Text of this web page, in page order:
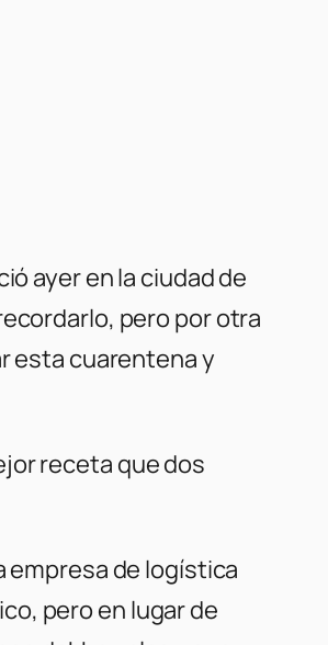
ayer en la ciudad de
pero por otra
esta cuarentena y
receta que dos
de logística
pero en lugar de